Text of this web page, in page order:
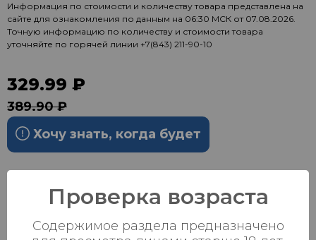
Информация по стоимости и количеству товара представлена на
сайте для ознакомления по данным на 06:30 МСК от 07.08.2026.
Точную информацию по количеству и стоимости товара
уточняйте по горячей линии +7(843) 211-90-10
329.99 ₽
389.90 ₽
Хочу знать, когда будет
Проверка возраста
Содержимое раздела предназначено